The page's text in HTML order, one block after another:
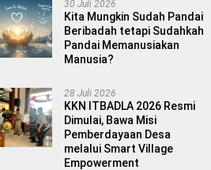
30 Juli 2026
Kita Mungkin Sudah Pandai
Beribadah tetapi Sudahkah
Pandai Memanusiakan
Manusia?
28 Juli 2026
KKN ITBADLA 2026 Resmi
Dimulai, Bawa Misi
Pemberdayaan Desa
melalui Smart Village
Empowerment